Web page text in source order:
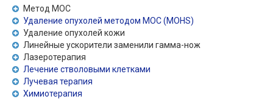
Метод МОС
Удаление опухолей методом МОС (MOHS)
Удаление опухолей кожи
Линейные ускорители заменили гамма-нож
Лазеротерапия
Лечение стволовыми клетками
Лучевая терапия
Химиотерапия